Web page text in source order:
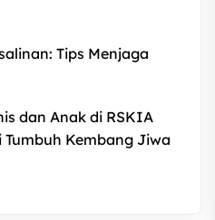
Tips Menjaga
dan Anak di RSKIA
Kembang Jiwa